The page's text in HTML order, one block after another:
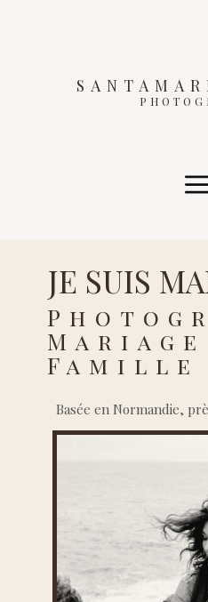
JE SUIS
Mariage
Famille
Basée en Normandie,